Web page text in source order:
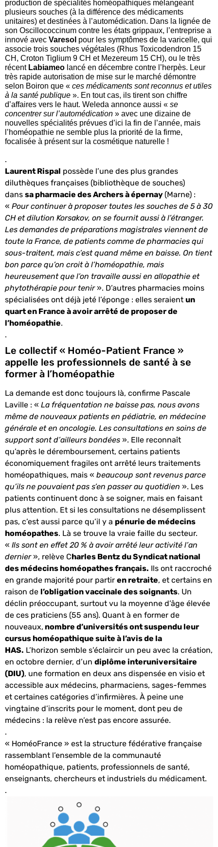
production de spécialités homéopathiques mélangeant
plusieurs souches (à la différence des médicaments
unitaires) et destinées à l’automédication. Dans la lignée de
son Oscillococcinum contre les états grippaux, l’entreprise a
innové avec Varesol pour les symptômes de la varicelle, qui
associe trois souches végétales (Rhus Toxicodendron 15
CH, Croton Tiglium 9 CH et Mezereum 15 CH), ou le très
récent Labiameo lancé en décembre contre l’herpès. Leur
très rapide autorisation de mise sur le marché démontre
selon Boiron que « ces médicaments sont reconnus et utiles
à la santé publique ». En tout cas, ils tirent son chiffre
d’affaires vers le haut. Weleda annonce aussi « se
concentrer sur l’automédication » avec une dizaine de
nouvelles spécialités prévues d’ici la fin de l’année, mais
l’homéopathie ne semble plus la priorité de la firme,
focalisée à présent sur la cosmétique naturelle !
.
Laurent Rispal possède l’une des plus grandes
diluthèques françaises (bibliothèque de souches)
dans sa pharmacie des Archers à épernay (Marne) :
« Pour continuer à proposer toutes les souches de 5 à 30
CH et dilution Korsakov, on se fournit aussi à l’étranger.
Les demandes de préparations magistrales viennent de
toute la France, de patients comme de pharmacies qui
sous-traitent, mais c’est quand même en baisse. On tient
bon parce qu’on croit à l’homéopathie, mais
heureusement que l’on travaille aussi en allopathie et
phytothérapie pour tenir ». D’autres pharmacies moins
spécialisées ont déjà jeté l’éponge : elles seraient un
quart en France à avoir arrêté de proposer de
l’homéopathie.
.
Le collectif « Homéo-Patient France »
appelle les professionnels de santé à se
former à l’homéopathie
La demande est donc toujours là, confirme Pascale
Laville : « La fréquentation ne baisse pas, nous avons
même de nouveaux patients en pédiatrie, en médecine
générale et en oncologie. Les consultations en soins de
support sont d’ailleurs bondées ». Elle reconnaît
qu’après le déremboursement, certains patients
économiquement fragiles ont arrêté leurs traitements
homéopathiques, mais « beaucoup sont revenus parce
qu’ils ne pouvaient pas s’en passer au quotidien ». Les
patients continuent donc à se soigner, mais en faisant
plus attention. Et si les consultations ne désemplissent
pas, c’est aussi parce qu’il y a pénurie de médecins
homéopathes. Là se trouve la vraie faille du secteur.
« Ils sont en effet 20 % à avoir arrêté leur activité l’an
dernier», relève Charles Bentz du Syndicat national
des médecins homéopathes français. Ils ont raccroché
en grande majorité pour partir en retraite, et certains en
raison de l’obligation vaccinale des soignants. Un
déclin préoccupant, surtout vu la moyenne d’âge élevée
de ces praticiens (55 ans). Quant à en former de
nouveaux, nombre d’universités ont suspendu leur
cursus homéopathique suite à l’avis de la
HAS. L’horizon semble s’éclaircir un peu avec la création,
en octobre dernier, d’un diplôme interuniversitaire
(DIU), une formation en deux ans dispensée en visio et
accessible aux médecins, pharmaciens, sages-femmes
et certaines catégories d’infirmières. À peine une
vingtaine d’inscrits pour le moment, dont peu de
médecins : la relève n’est pas encore assurée.
.
« HoméoFrance » est la structure fédérative française
rassemblant l’ensemble de la communauté
homéopathique, patients, professionnels de santé,
enseignants, chercheurs et industriels du médicament.
.